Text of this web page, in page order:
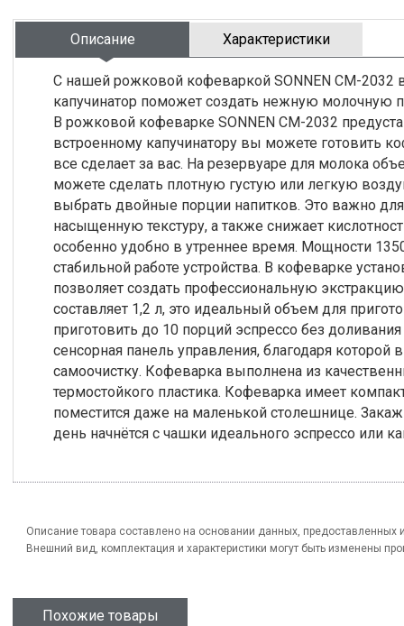
Описание Характеристики
С нашей рожковой кофеваркой SONNEN CM-
капучинатор поможет создать нежную молочную
В рожковой кофеварке SONNEN CM-2032
встроенному капучинатору вы можете готовить
все сделает за вас. На резервуаре для молока
можете сделать плотную густую или легкую
выбрать двойные порции напитков. Это важно
насыщенную текстуру, а также снижает
особенно удобно в утреннее время. Мощности
стабильной работе устройства. В кофеварке
позволяет создать профессиональную
составляет 1,2 л, это идеальный объем для
приготовить до 10 порций эспрессо без
сенсорная панель управления, благодаря
самоочистку. Кофеварка выполнена из
термостойкого пластика. Кофеварка имеет
поместится даже на маленькой столешнице.
день начнётся с чашки идеального эспрессо или
Описание товара составлено на основании данных, предоставленных
Внешний вид, комплектация и характеристики могут быть изменены
Похожие товары